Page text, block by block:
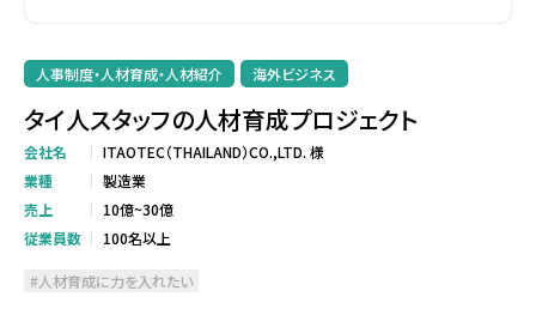
人事制度・人材育成・人材紹介 海外ビジネス
タイ人スタッフの人材育成プロジェクト
会社名
ITAOTEC（THAILAND）CO.,LTD. 様
業種
製造業
売上
10億~30億
従業員数
100名以上
人材育成に力を入れたい